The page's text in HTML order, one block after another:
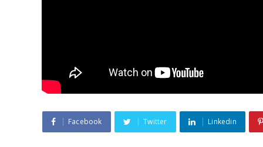
Facebook Twitter Linkedin